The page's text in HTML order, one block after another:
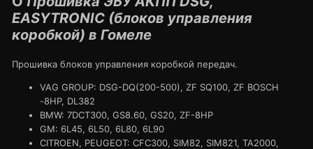
EASYTRONIC (блоков управления
коробкой) в Гомеле
Прошивка блоков управления коробкой передач.
VAG GROUP: DSG-DQ(200-500), ZF SQ100, ZF BOSCH
-8HP, DL382
BMW: 7DCT300, GS8.60, GS20, ZF-8HP
GM: 6L45, 6L50, 6L80, 6L90
CITROEN, PEUGEOT: CFC300, SIM82, SIM821, TA2000,